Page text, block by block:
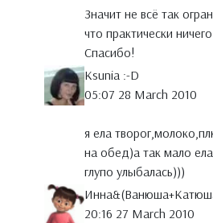
Значит не всё так
что практически
Спасибо!
Ksunia :-D
05:07 28 March 2010
я ела
на обед)а так мало
глупо улыбалась)))
20:16 27 March 2010